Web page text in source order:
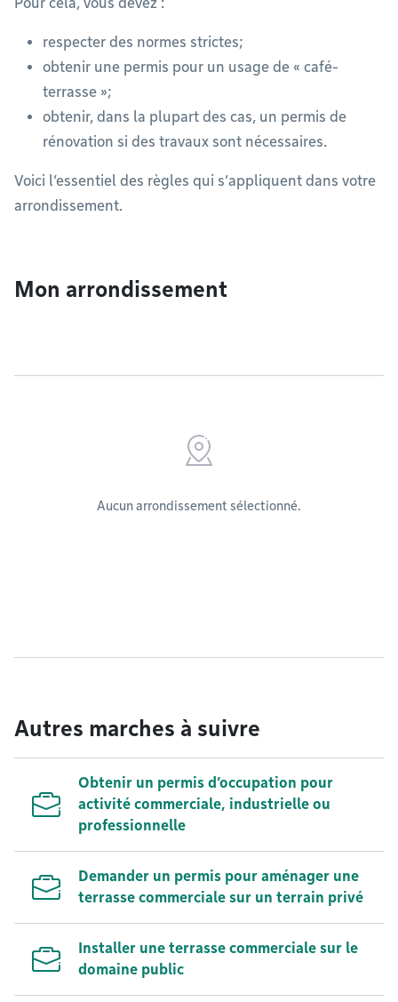
respecter des normes strictes;
obtenir une permis pour un usage de « café-
terrasse »;
obtenir, dans la plupart des cas, un permis de
rénovation si des travaux sont nécessaires.
Voici l’essentiel des règles qui s’appliquent dans votre
arrondissement.
Mon arrondissement
Aucun arrondissement sélectionné.
Autres marches à suivre
Obtenir un permis d’occupation pour
activité commerciale, industrielle ou
professionnelle
Demander un permis pour aménager une
terrasse commerciale sur un terrain privé
Installer une terrasse commerciale sur le
domaine public